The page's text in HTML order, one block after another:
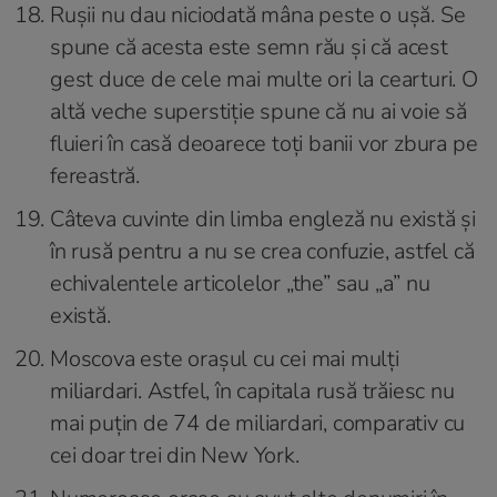
Rușii nu dau niciodată mâna peste o ușă. Se
spune că acesta este semn rău și că acest
gest duce de cele mai multe ori la cearturi. O
altă veche superstiţie spune că nu ai voie să
fluieri în casă deoarece toţi banii vor zbura pe
fereastră.
Câteva cuvinte din limba engleză nu există și
în rusă pentru a nu se crea confuzie, astfel că
echivalentele articolelor „the” sau „a” nu
există.
Moscova este orașul cu cei mai mulți
miliardari. Astfel, în capitala rusă trăiesc nu
mai puțin de 74 de miliardari, comparativ cu
cei doar trei din New York.